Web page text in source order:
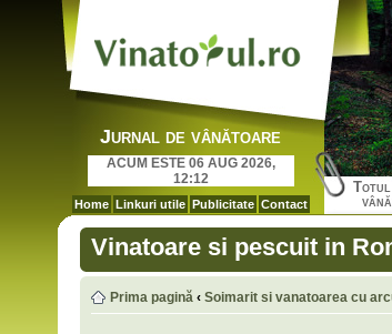
Jurnal de vânătoare
ACUM ESTE 06 AUG 2026,
12:12
Home Linkuri utile Publicitate Contact
Totul
Vinatoare si pescuit in
Prima pagină ‹ Soimarit si vanatoarea cu